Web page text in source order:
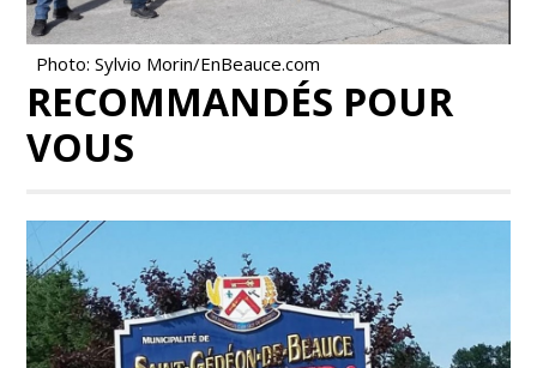
Photo: Sylvio Morin/EnBeauce.com
RECOMMANDÉS POUR
VOUS